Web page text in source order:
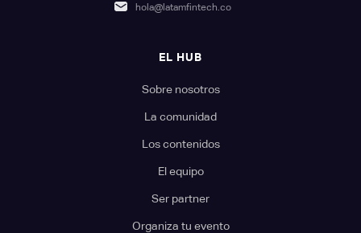
hola@latamfintech.co
EL HUB
Sobre nosotros
La comunidad
Los contenidos
El equipo
Ser partner
Organiza tu evento